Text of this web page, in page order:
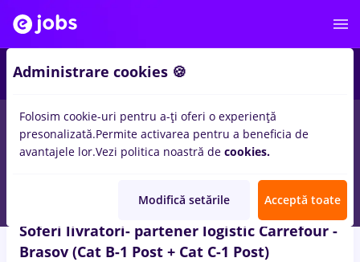
locuri de muncacarrefourinTransport / Distributie
Soferi livratori- partener logistic Carrefour -
Brasov (Cat B-1 Post + Cat C-1 Post)
Administrare cookies 🍪
Folosim cookie-uri pentru a-ți oferi o experiență
presonalizată.Permite activarea pentru a beneficia de
avantajele lor.Vezi politica noastră de cookies.
Modifică setările Acceptă toate